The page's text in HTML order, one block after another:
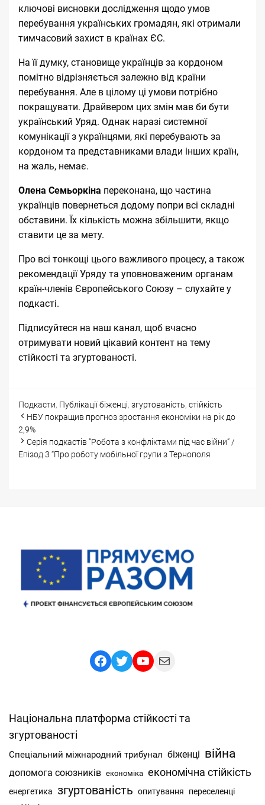
ключові висновки дослідження щодо умов
перебування українських громадян, які отримали
тимчасовий захист в країнах ЄС.
На її думку, становище українців за кордоном
помітно відрізняється залежно від країни
перебування. Але в цілому ці умови потрібно
покращувати. Драйвером цих змін мав би бути
український Уряд. Однак наразі системної
комунікації з українцями, які перебувають за
кордоном та представниками влади інших країн,
на жаль, немає.
Олена Семьоркіна переконана, що частина
українців повернеться додому попри всі складні
обставини. Їх кількість можна збільшити, якщо
ставити це за мету.
Про всі тонкощі цього важливого процесу, а також
рекомендації Уряду та уповноваженим органам
країн-членів Європейського Союзу – слухайте у
подкасті.
Підписуйтеся на наш канал, щоб вчасно
отримувати новий цікавий контент на тему
стійкості та згуртованості.
Categories
Подкасти, ПублікаціїTags
біженці, згуртованість, стійкість
Post
navigation
НБУ покращив прогноз зростання економіки на рік до
2,9%
Cерія подкастів “Робота з конфліктами під час війни” /
Епізод 3 “Про роботу мобільної групи з Тернополя
Facebook
TwitterYouTube
Mail
Національна платформа стійкості та
згуртованості
Спеціальний міжнародний трибунал біженці війна
допомога союзників економіка економічна стійкість
енергетика згуртованість опитування переселенці